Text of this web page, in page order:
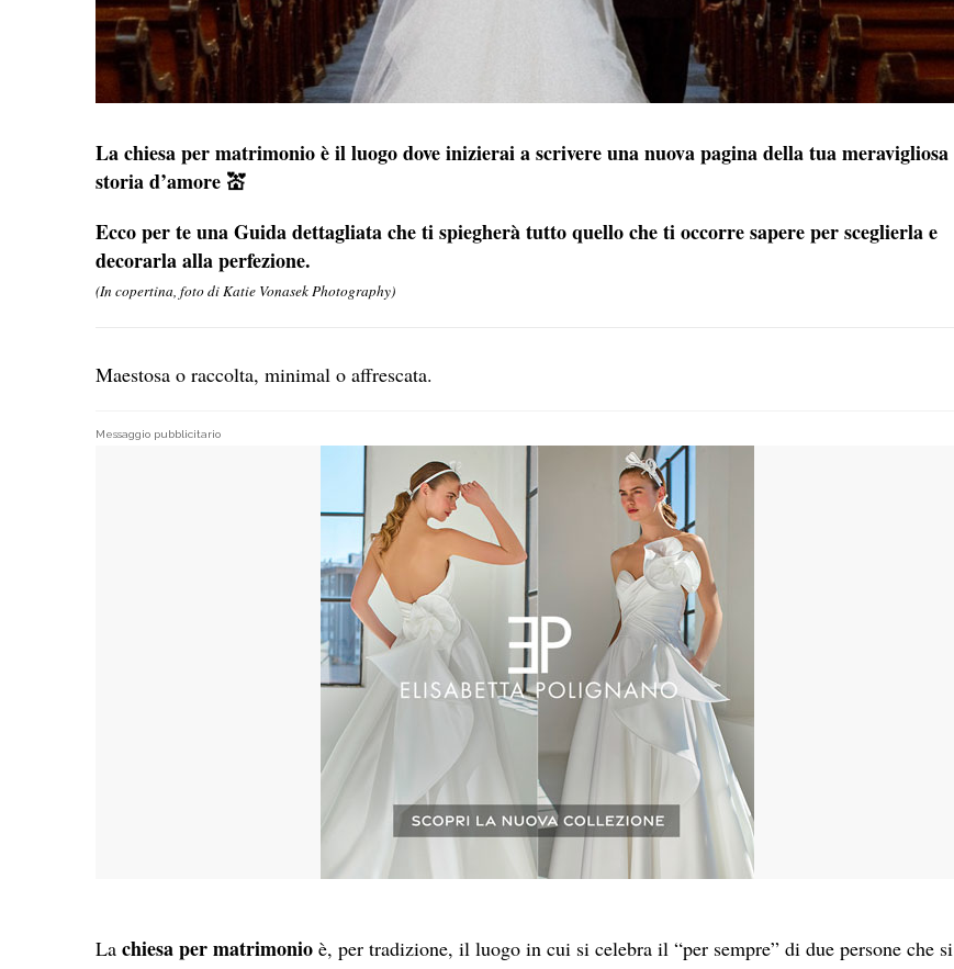
La chiesa per matrimonio è il luogo dove inizierai a scrivere una nuova pagina della tua meravigliosa
storia d’amore 💒
Ecco per te una Guida dettagliata che ti spiegherà tutto quello che ti occorre sapere per sceglierla e
decorarla alla perfezione.
(In copertina, foto di Katie Vonasek Photography)
Maestosa o raccolta, minimal o affrescata.
Messaggio pubblicitario
La chiesa per matrimonio è, per tradizione, il luogo in cui si celebra il “per sempre” di due persone che si